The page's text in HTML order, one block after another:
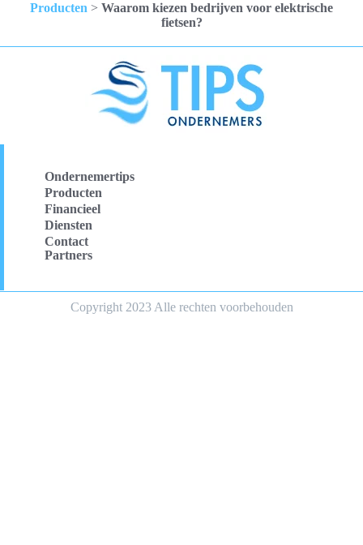
Producten > Waarom kiezen bedrijven voor elektrische
fietsen?
Ondernemertips
Producten
Financieel
Diensten
Contact
Partners
Copyright 2023 Alle rechten voorbehouden